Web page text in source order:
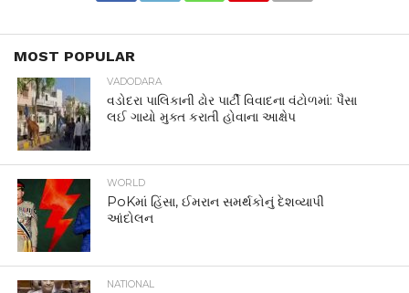
MOST POPULAR
VADODARA
વડોદરા પાલિકાની ઢોર પાર્ટી વિવાદના વંટોળમાં: પૈસા
લઈ ગાયો મુક્ત કરાતી હોવાના આક્ષેપ
WORLD
PoKમાં હિંસા, ઈમરાન સમર્થકોનું દેશવ્યાપી
આંદોલન
NATIONAL